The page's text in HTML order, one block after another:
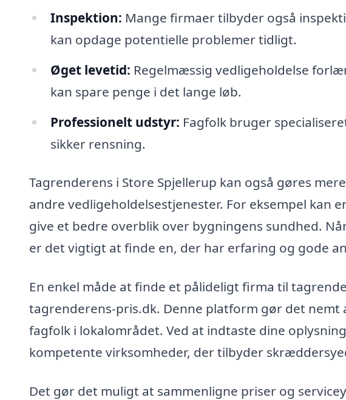
Inspektion: Mange firmaer tilbyder også
kan opdage potentielle problemer tidligt.
Øget levetid: Regelmæssig vedligeholdelse
kan spare penge i det lange løb.
Professionelt udstyr: Fagfolk bruger
sikker rensning.
Tagrenderens i Store Spjellerup kan også gøres
andre vedligeholdelsestjenester. For eksempel kan
give et bedre overblik over bygningens sundhed.
er det vigtigt at finde en, der har erfaring og gode
En enkel måde at finde et pålideligt firma til
tagrenderens-pris.dk. Denne platform gør det
fagfolk i lokalområdet. Ved at indtaste dine
kompetente virksomheder, der tilbyder
Det gør det muligt at sammenligne priser og